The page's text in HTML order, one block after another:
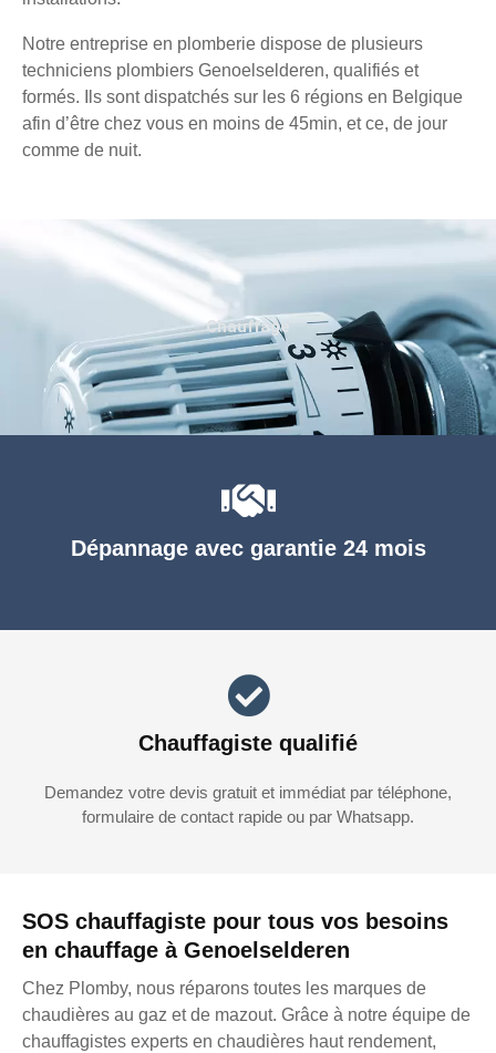
Notre entreprise en plomberie dispose de plusieurs
techniciens plombiers Genoelselderen, qualifiés et
formés. Ils sont dispatchés sur les 6 régions en Belgique
afin d’être chez vous en moins de 45min, et ce, de jour
comme de nuit.
SOS chauffagiste pour tous vos besoins
en chauffage à Genoelselderen
Chez Plomby, nous réparons toutes les marques de
chaudières au gaz et de mazout. Grâce à notre équipe de
chauffagistes experts en chaudières haut rendement,
Dépannage avec garantie 24 mois
Chauffagiste qualifié
Demandez votre devis gratuit et immédiat par téléphone,
formulaire de contact rapide ou par Whatsapp.
Chauffage